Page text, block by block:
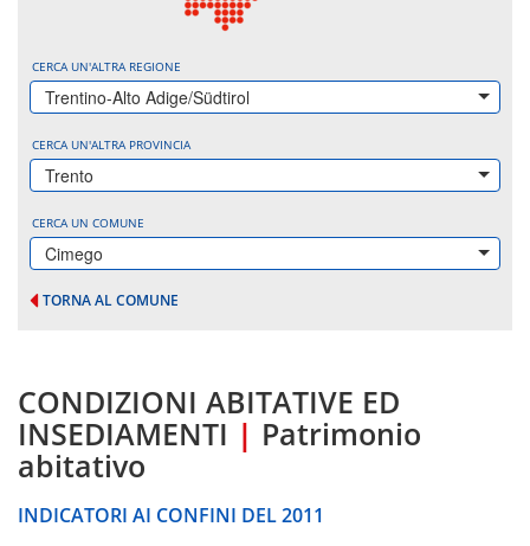
CERCA UN'ALTRA REGIONE
Trentino-Alto Adige/Südtirol
CERCA UN'ALTRA PROVINCIA
Trento
CERCA UN COMUNE
Cimego
TORNA AL COMUNE
CONDIZIONI ABITATIVE ED
INSEDIAMENTI | Patrimonio
abitativo
INDICATORI AI CONFINI DEL 2011